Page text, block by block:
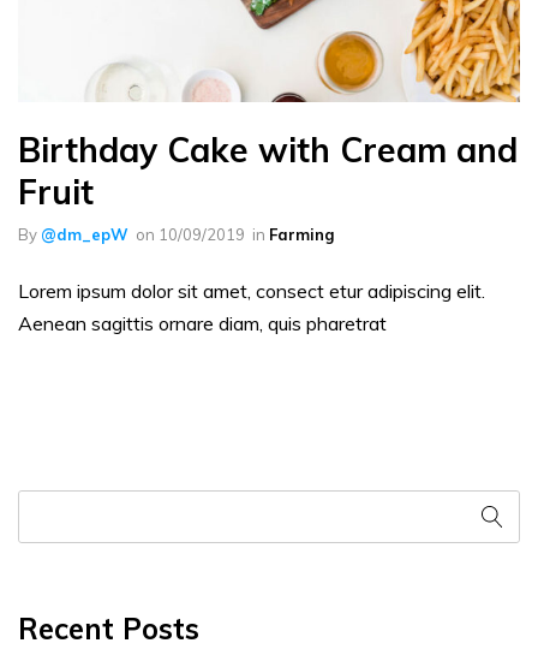
Birthday Cake with Cream and
Fruit
By @dm_epW on 10/09/2019 in Farming
Lorem ipsum dolor sit amet, consect etur adipiscing elit.
Aenean sagittis ornare diam, quis pharetrat
Recent Posts